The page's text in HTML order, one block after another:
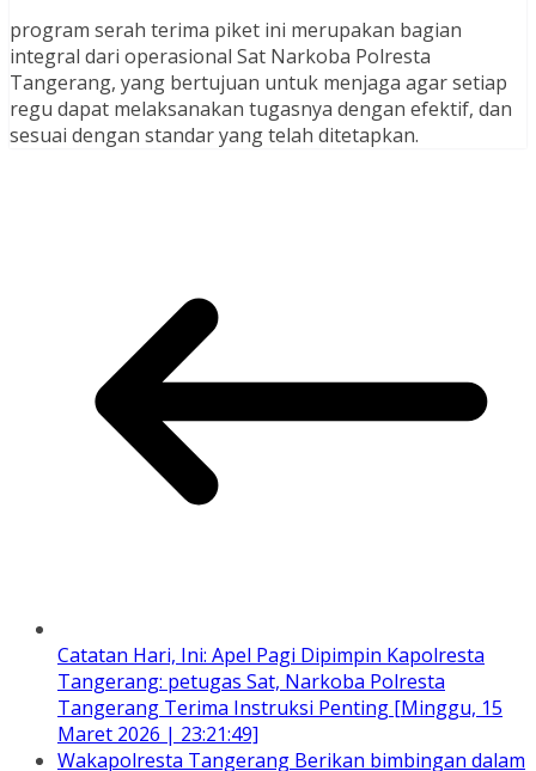
program serah terima piket ini merupakan bagian
integral dari operasional Sat Narkoba Polresta
Tangerang, yang bertujuan untuk menjaga agar setiap
regu dapat melaksanakan tugasnya dengan efektif, dan
sesuai dengan standar yang telah ditetapkan.
Catatan Hari, Ini: Apel Pagi Dipimpin Kapolresta
Tangerang: petugas Sat, Narkoba Polresta
Tangerang Terima Instruksi Penting [Minggu, 15
Maret 2026 | 23:21:49]
Wakapolresta Tangerang Berikan bimbingan dalam